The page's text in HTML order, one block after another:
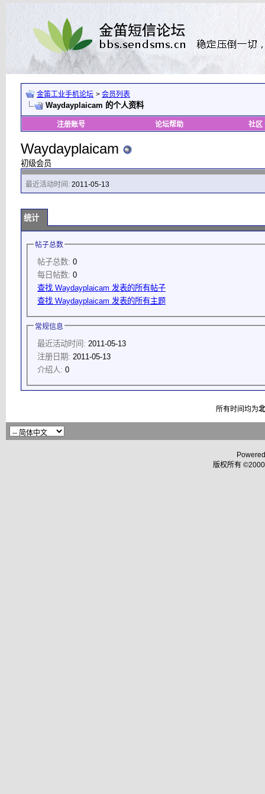
金笛工业手机论坛 > 会员列表
Waydayplaicam 的个人资料
注册账号 论坛帮助 社区
Waydayplaicam
初级会员
最近活动时间: 2011-05-13
统计
帖子总数
帖子总数: 0
每日帖数: 0
查找 Waydayplaicam 发表的所有帖子
查找 Waydayplaicam 发表的所有主题
常规信息
最近活动时间: 2011-05-13
注册日期: 2011-05-13
介绍人: 0
所有时间均为
版权所有